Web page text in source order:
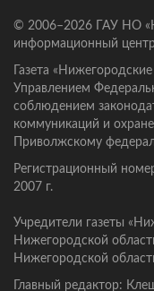
© 2006–2026 ГАУ НО
информационный
Газета
Управлением
соблюдением
коммуникаций и
Приволжскому
Регистрационный
2007 г.
Учредители газеты
Нижегородской
Нижегородской
Главный редактор: